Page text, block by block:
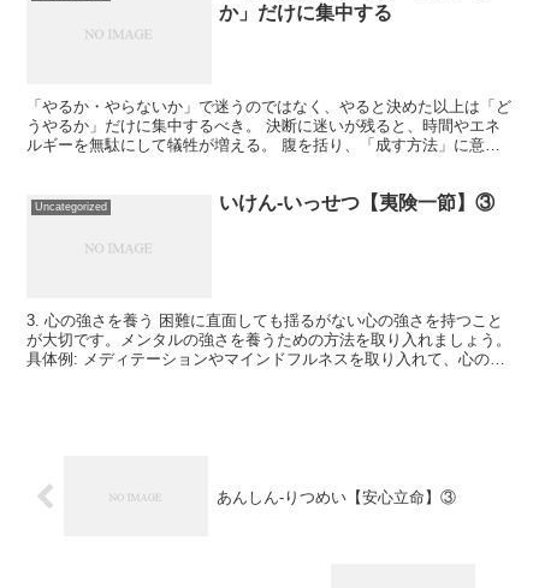
か」だけに集中する
「やるか・やらないか」で迷うのではなく、やると決めた以上は「ど
うやるか」だけに集中するべき。 決断に迷いが残ると、時間やエネ
ルギーを無駄にして犠牲が増える。 腹を括り、「成す方法」に意識
Uncategorized いけん-いっせつ【夷険一節】③
3. 心の強さを養う 困難に直面しても揺るがない心の強さを持つこと
が大切です。メンタルの強さを養うための方法を取り入れましょう。
具体例: メディテーションやマインドフルネスを取り入れて、心のバ
あんしん-りつめい【安心立命】③